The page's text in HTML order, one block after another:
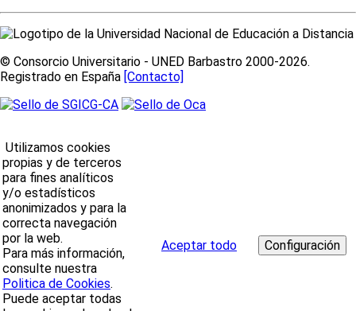
© Consorcio Universitario - UNED Barbastro 2000-2026.
Registrado en España [Contacto]
Utilizamos cookies
propias y de terceros
para fines analíticos
y/o estadísticos
anonimizados y para la
correcta navegación
por la web.
Para más información,
consulte nuestra
Politica de Cookies.
Puede aceptar todas
Aceptar todo